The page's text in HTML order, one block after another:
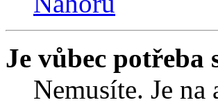
Je vůbec potřeba
Nemusíte. Je